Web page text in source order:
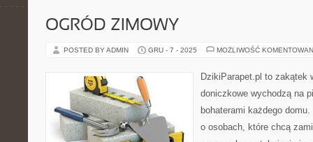
OGRÓD ZIMOWY
POSTED BY ADMIN GRU - 7 - 2025 MOŻLIWOŚĆ
DzikiParapet.pl to zakątek
doniczkowe wychodzą na
bohaterami każdego
o osobach, które chcą